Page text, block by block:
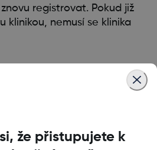
registrovat. Pokud již
klinikou, nemusí se klinika
že přistupujete k